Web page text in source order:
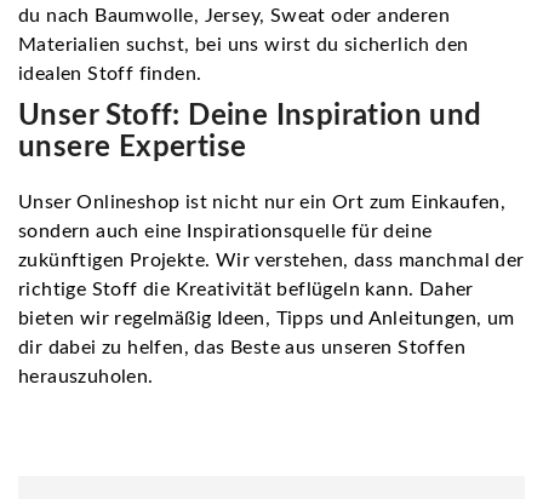
du nach Baumwolle, Jersey, Sweat oder anderen
Materialien suchst, bei uns wirst du sicherlich den
idealen Stoff finden.
Unser Stoff: Deine Inspiration und
unsere Expertise
Unser Onlineshop ist nicht nur ein Ort zum Einkaufen,
sondern auch eine Inspirationsquelle für deine
zukünftigen Projekte. Wir verstehen, dass manchmal der
richtige Stoff die Kreativität beflügeln kann. Daher
bieten wir regelmäßig Ideen, Tipps und Anleitungen, um
dir dabei zu helfen, das Beste aus unseren Stoffen
herauszuholen.